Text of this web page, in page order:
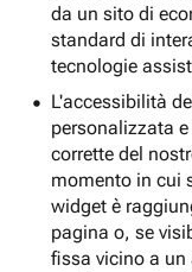
da un sito di
standard di
tecnologie
L'accessibilità
personalizzata
corrette del
momento in cui
widget è
pagina o, se
fissa vicino a